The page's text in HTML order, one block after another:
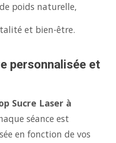
poids naturelle,
et bien-être.
personnalisée et
Sucre Laser à
séance est
en fonction de vos